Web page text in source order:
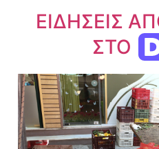
ΕΙΔΗΣΕΙΣ
ΣΤΟ